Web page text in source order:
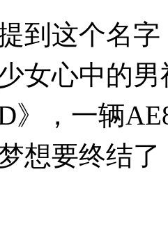
到这个名
女心中的
》，一辆
想要终结了